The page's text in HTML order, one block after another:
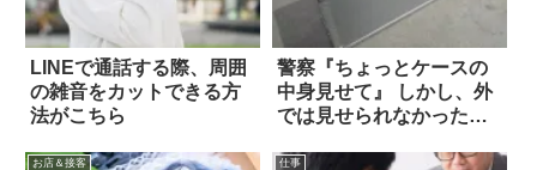
LINEで通話する際、周囲
の雑音をカットできる方
法がこちら
警察『ちょっとケースの
中身見せて』 しかし、外
では見せられなかった。
お店＆接客 仕事